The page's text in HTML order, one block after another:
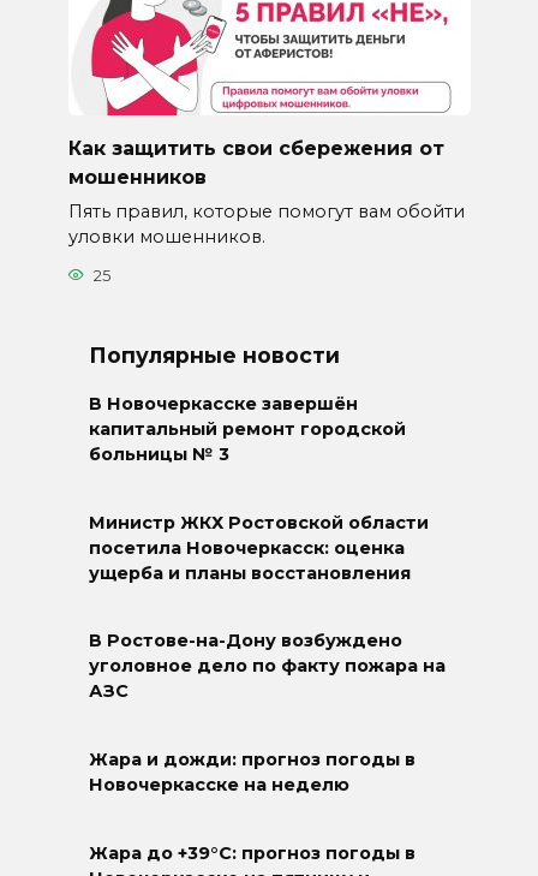
Как защитить свои сбережения от
мошенников
Пять правил, которые помогут вам обойти
уловки мошенников.
25
Популярные новости
В Новочеркасске завершён
капитальный ремонт городской
больницы № 3
Министр ЖКХ Ростовской области
посетила Новочеркасск: оценка
ущерба и планы восстановления
В Ростове-на-Дону возбуждено
уголовное дело по факту пожара на
АЗС
Жара и дожди: прогноз погоды в
Новочеркасске на неделю
Жара до +39°C: прогноз погоды в